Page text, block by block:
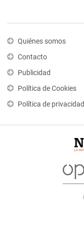
Quiénes somos
Contacto
Publicidad
Política de Cookies
Política de privacidad